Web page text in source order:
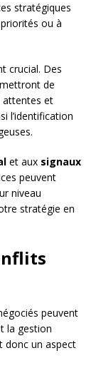
stratégiques
ou à
crucial. Des
de
attentes et
l’identification
et aux signaux
peuvent
niveau
stratégie en
peuvent
la gestion
donc un aspect